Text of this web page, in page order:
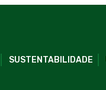
SUSTENTABILIDADE